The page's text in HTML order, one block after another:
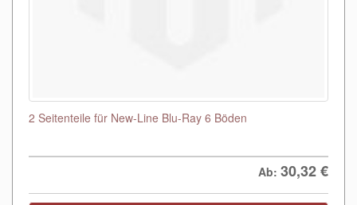
2 Seitenteile für New-Line Blu-Ray 6 Böden
Ab: 30,32€